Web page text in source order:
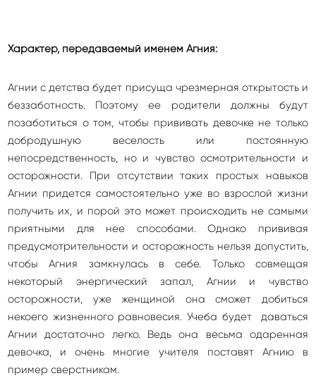
Характер, передаваемый именем Агния:
Агнии с детства будет присуща чрезмерная открытость и
беззаботность. Поэтому ее родители должны будут
позаботиться о том, чтобы прививать девочке не только
добродушную веселость или постоянную
непосредственность, но и чувство осмотрительности и
осторожности. При отсутствии таких простых навыков
Агнии придется самостоятельно уже во взрослой жизни
получить их, и порой это может происходить не самыми
приятными для нее способами. Однако прививая
предусмотрительности и осторожность нельзя допустить,
чтобы Агния замкнулась в себе. Только совмещая
некоторый энергический запал, Агнии и чувство
осторожности, уже женщиной она сможет добиться
некоего жизненного равновесия. Учеба будет даваться
Агнии достаточно легко. Ведь она весьма одаренная
девочка, и очень многие учителя поставят Агнию в
пример сверстникам.